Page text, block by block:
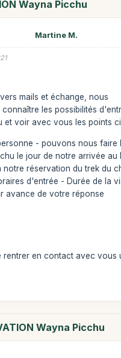
Wayna Picchu
Martine M.
mails et échange, nous
les possibilités
et voir avec vous les points
- pouvons nous faire
le jour de notre arrivée au
notre réservation du trek du
d'entrée - Durée de la
avance de votre réponse
rentrer en contact avec vous
Wayna Picchu